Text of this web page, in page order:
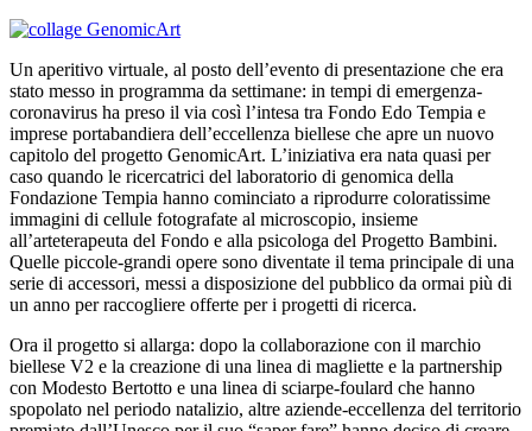
Un aperitivo virtuale, al posto dell’evento di presentazione che era
stato messo in programma da settimane: in tempi di emergenza-
coronavirus ha preso il via così l’intesa tra Fondo Edo Tempia e
imprese portabandiera dell’eccellenza biellese che apre un nuovo
capitolo del progetto GenomicArt. L’iniziativa era nata quasi per
caso quando le ricercatrici del laboratorio di genomica della
Fondazione Tempia hanno cominciato a riprodurre coloratissime
immagini di cellule fotografate al microscopio, insieme
all’arteterapeuta del Fondo e alla psicologa del Progetto Bambini.
Quelle piccole-grandi opere sono diventate il tema principale di una
serie di accessori, messi a disposizione del pubblico da ormai più di
un anno per raccogliere offerte per i progetti di ricerca.
Ora il progetto si allarga: dopo la collaborazione con il marchio
biellese V2 e la creazione di una linea di magliette e la partnership
con Modesto Bertotto e una linea di sciarpe-foulard che hanno
spopolato nel periodo natalizio, altre aziende-eccellenza del territorio